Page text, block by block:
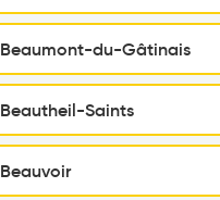
Beaumont-du-Gâtinais
Beautheil-Saints
Beauvoir